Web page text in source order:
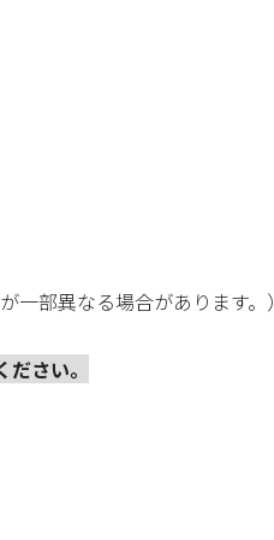
異なる場合があります。）
さい。